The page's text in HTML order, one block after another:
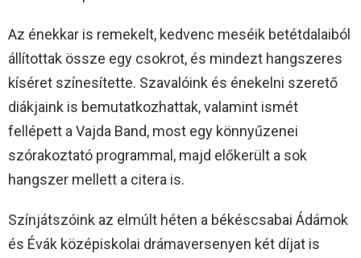
Az énekkar is remekelt, kedvenc meséik betétdalaiból
állítottak össze egy csokrot, és mindezt hangszeres
kíséret színesítette. Szavalóink és énekelni szerető
diákjaink is bemutatkozhattak, valamint ismét
fellépett a Vajda Band, most egy könnyűzenei
szórakoztató programmal, majd előkerült a sok
hangszer mellett a citera is.
Színjátszóink az elmúlt héten a békéscsabai Ádámok
és Évák középiskolai drámaversenyen két díjat is